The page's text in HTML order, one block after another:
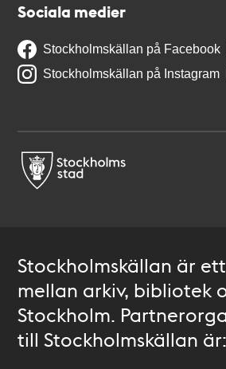
Sociala medier
Stockholmskällan på Facebook
Stockholmskällan på Instagram
Stockholmskällan är
mellan arkiv, bibliotek
Stockholm.
till Stockholmskällan är: